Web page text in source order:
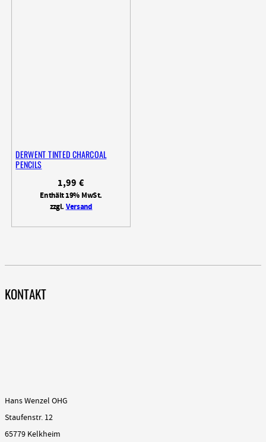
DERWENT TINTED CHARCOAL
PENCILS
1,99 €
Enthält 19% MwSt.
zzgl.Versand
KONTAKT
Hans Wenzel OHG
Staufenstr. 12
65779 Kelkheim